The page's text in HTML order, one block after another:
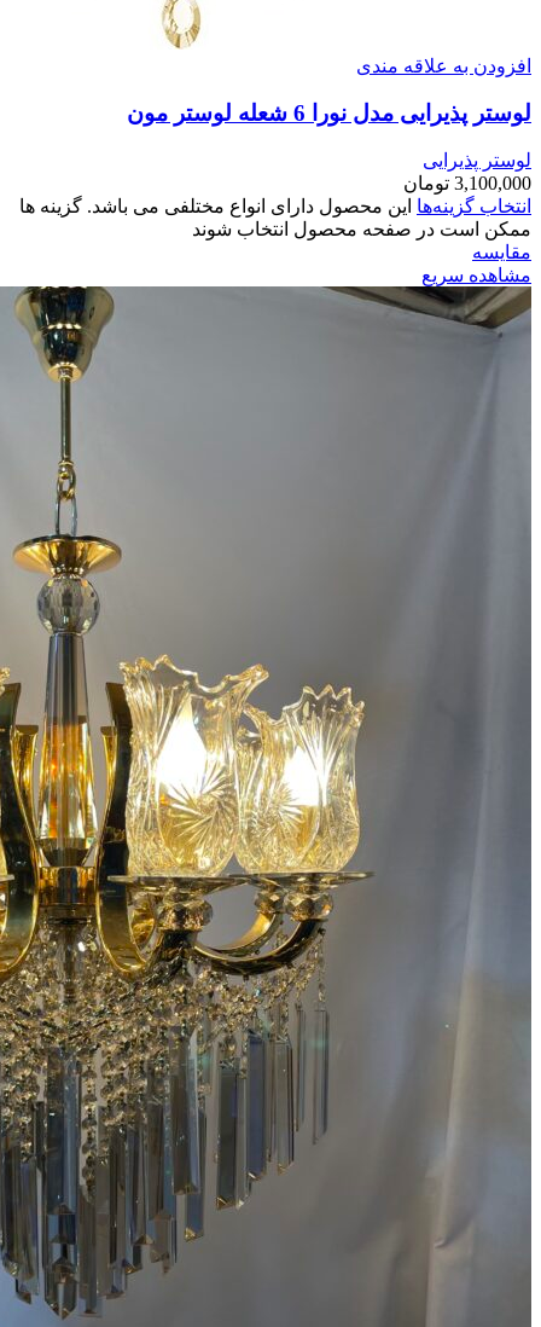
افزودن به علاقه مندی
لوستر پذیرایی مدل نورا 6 شعله لوستر مون
لوستر پذیرایی
3,100,000 تومان
انتخاب گزینه‌ها این محصول دارای انواع مختلفی می باشد. گزینه ها
ممکن است در صفحه محصول انتخاب شوند
مقایسه
مشاهده سریع